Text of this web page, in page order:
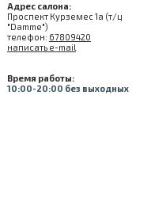
Адрес салона:
Проспект Курземес 1а (т/ц
"Damme")
телефон: 67809420
написать e-mail
Время работы:
10:00-20:00 без выходных